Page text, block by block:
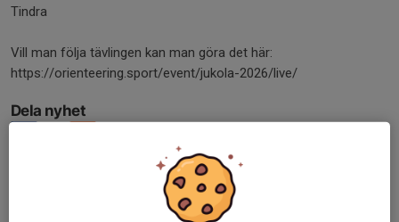
Tindra
Vill man följa tävlingen kan man göra det här:
https://orienteering.sport/event/jukola-2026/live/
Dela nyhet